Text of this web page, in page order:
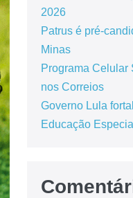
2026
Patrus é pré-
Minas
Programa Celular
nos Correios
Governo Lula
Educação Especial